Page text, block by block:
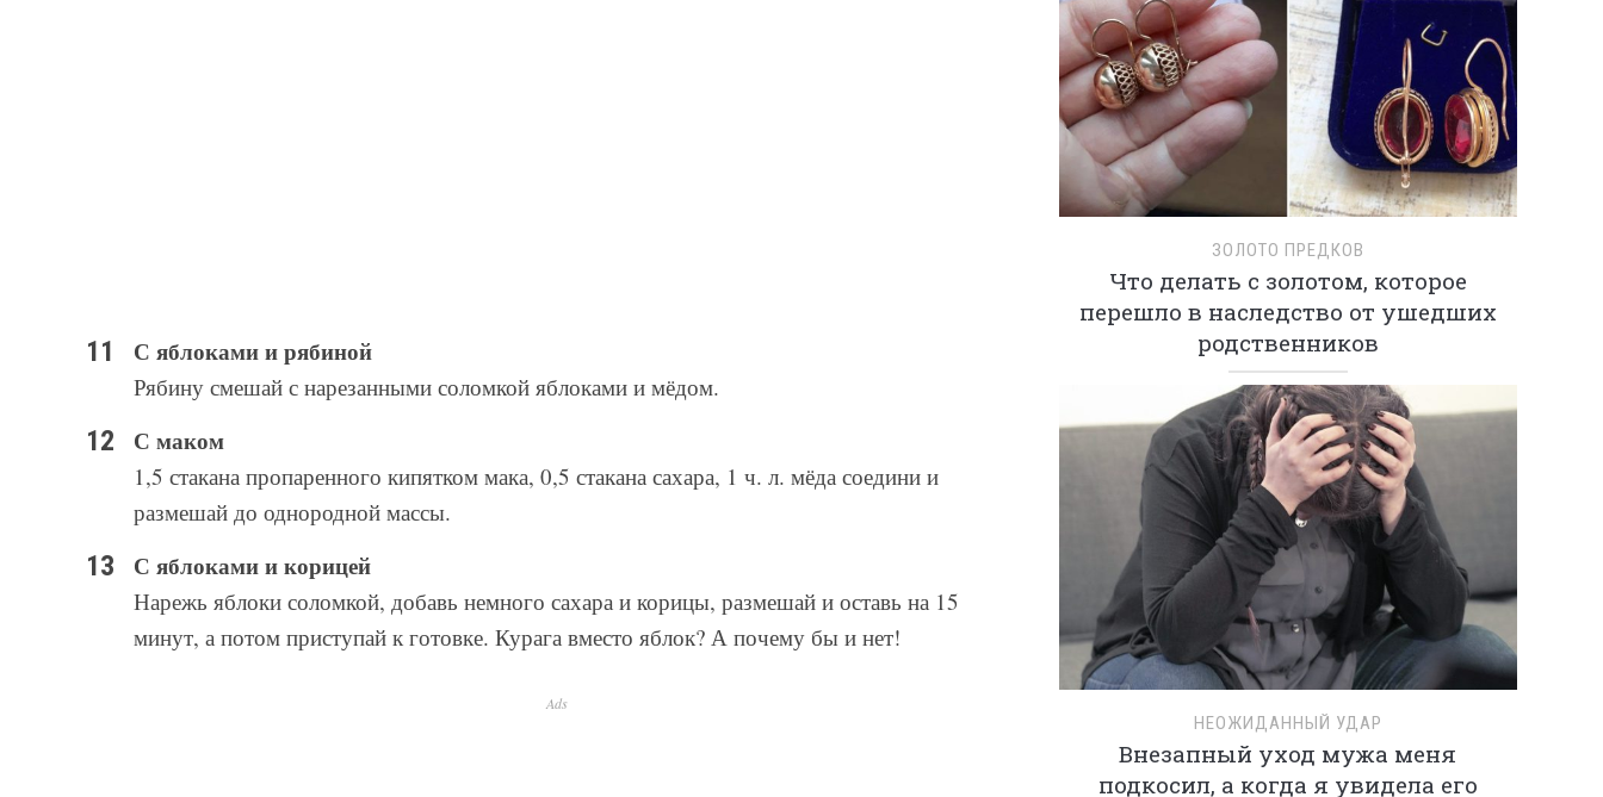
С яблоками и рябиной
Рябину смешай с нарезанными соломкой яблоками и мёдом.
С маком
1,5 стакана пропаренного кипятком мака, 0,5 стакана сахара, 1 ч. л. мёда соедини и
размешай до однородной массы.
С яблоками и корицей
Нарежь яблоки соломкой, добавь немного сахара и корицы, размешай и оставь на 15
минут, а потом приступай к готовке. Курага вместо яблок? А почему бы и нет!
Ads
ЗОЛОТО ПРЕДКОВ
Что делать с золотом, которое
перешло в наследство от ушедших
родственников
НЕОЖИДАННЫЙ УДАР
Внезапный уход мужа меня
подкосил, а когда я увидела его